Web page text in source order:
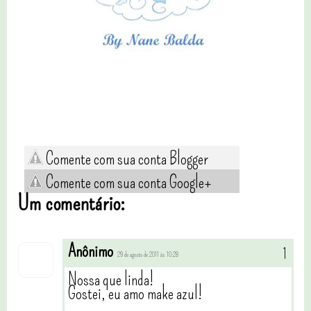
Comente com sua conta Blogger
Comente com sua conta Google+
Um comentário:
Anônimo 29 de agosto de 2011 às 10:28
Nossa que linda!
Gostei, eu amo make azul!